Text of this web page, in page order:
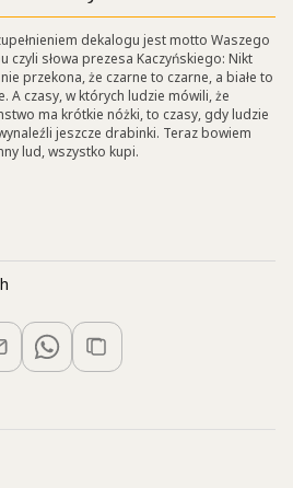
dekalogu jest motto Waszego
czyli słowa prezesa Kaczyńskiego: Nikt
przekona, że czarne to czarne, a białe to
A czasy, w których ludzie mówili, że
ma krótkie nóżki, to czasy, gdy ludzie
jeszcze drabinki. Teraz bowiem
lud, wszystko kupi.